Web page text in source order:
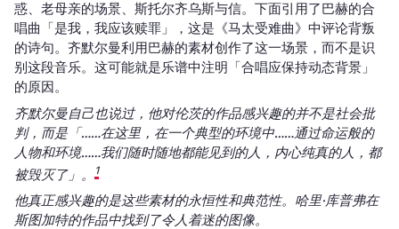
惑、老母亲的场景、斯托尔齐乌斯与信。下面引用了巴赫的合
唱曲「是我，我应该赎罪」，这是《马太受难曲》中评论背叛
的诗句。齐默尔曼利用巴赫的素材创作了这一场景，而不是识
别这段音乐。这可能就是乐谱中注明「合唱应保持动态背景」
的原因。
齐默尔曼自己也说过，他对伦茨的作品感兴趣的并不是社会批
判，而是「……在这里，在一个典型的环境中……通过命运般的
人物和环境……我们随时随地都能见到的人，内心纯真的人，都
被毁灭了」。
1
他真正感兴趣的是这些素材的永恒性和典范性。哈里·库普弗在
斯图加特的作品中找到了令人着迷的图像。